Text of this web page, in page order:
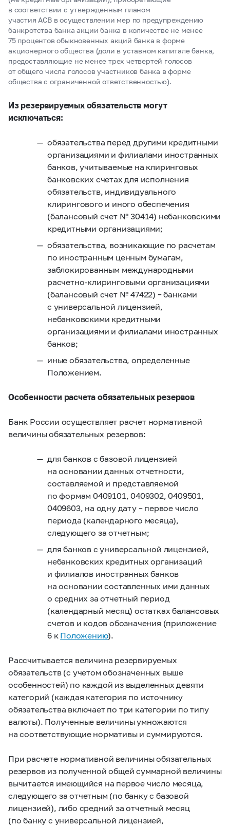
в соответствии с утвержденным планом
участия АСВ в осуществлении мер по предупреждению
банкротства банка акции банка в количестве не менее
75 процентов обыкновенных акций банка в форме
акционерного общества (доли в уставном капитале банка,
предоставляющие не менее трех четвертей голосов
от общего числа голосов участников банка в форме
общества с ограниченной ответственностью).
Из резервируемых обязательств могут
исключаться:
обязательства перед другими кредитными
организациями и филиалами иностранных
банков, учитываемые на клиринговых
банковских счетах для исполнения
обязательств, индивидуального
клирингового и иного обеспечения
(балансовый счет № 30414) небанковскими
кредитными организациями;
обязательства, возникающие по расчетам
по иностранным ценным бумагам,
заблокированным международными
расчетно-клиринговыми организациями
(балансовый счет № 47422) – банками
с универсальной лицензией,
небанковскими кредитными
организациями и филиалами иностранных
банков;
иные обязательства, определенные
Положением.
Особенности расчета обязательных резервов
Банк России осуществляет расчет нормативной
величины обязательных резервов:
для банков с базовой лицензией
на основании данных отчетности,
составляемой и представляемой
по формам 0409101, 0409302, 0409501,
0409603, на одну дату – первое число
периода (календарного месяца),
следующего за отчетным;
для банков с универсальной лицензией,
небанковских кредитных организаций
и филиалов иностранных банков
на основании составленных ими данных
о средних за отчетный период
(календарный месяц) остатках балансовых
счетов и кодов обозначения (приложение
6 к Положению).
Рассчитывается величина резервируемых
обязательств (с учетом обозначенных выше
особенностей) по каждой из выделенных девяти
категорий (каждая категория по источнику
обязательства включает по три категории по типу
валюты). Полученные величины умножаются
на соответствующие нормативы и суммируются.
При расчете нормативной величины обязательных
резервов из полученной общей суммарной величины
вычитается имеющийся на первое число месяца,
следующего за отчетным (по банку с базовой
лицензией), либо средний за отчетный месяц
(по банку с универсальной лицензией,